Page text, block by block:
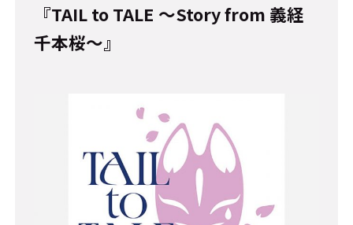
『TAIL to TALE ～Story from 義経
千本桜～』